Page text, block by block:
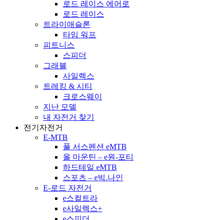
로드 레이스 에어로
로드 레이스
트라이애슬론
타임 워프
피트니스
스피더
그래블
사일렉스
트레킹 & 시티
크로스웨이
지난 모델
내 자전거 찾기
전기자전거
E-MTB
풀 서스펜션 eMTB
올 마운틴 – e원-포티
하드테일 eMTB
스포츠 – e빅.나인
E-로드 자전거
e스컬트라
e사일렉스+